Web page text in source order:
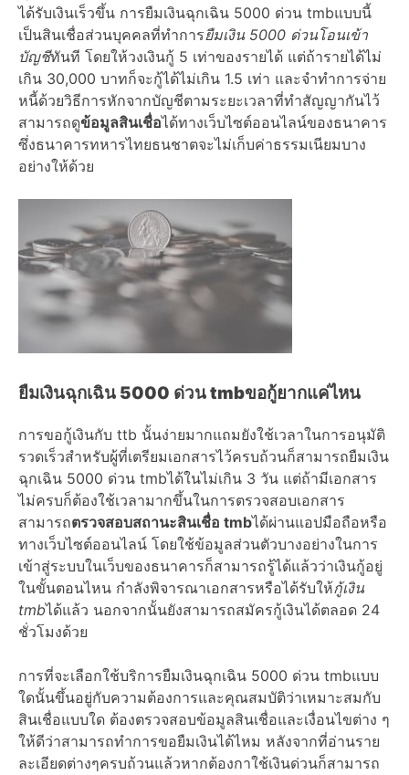
ได้รับเงินเร็วขึ้น การยืมเงินฉุกเฉิน 5000 ด่วน tmbแบบนี้
เป็นสินเชื่อส่วนบุคคลที่ทำการยืมเงิน 5000 ด่วนโอนเข้า
บัญชีทันที โดยให้วงเงินกู้ 5 เท่าของรายได้ แต่ถ้ารายได้ไม่
เกิน 30,000 บาทก็จะกู้ได้ไม่เกิน 1.5 เท่า และจำทำการจ่าย
หนี้ด้วยวิธีการหักจากบัญชีตามระยะเวลาที่ทำสัญญากันไว้
สามารถดูข้อมูลสินเชื่อได้ทางเว็บไซต์ออนไลน์ของธนาคาร
ซึ่งธนาคารทหารไทยธนชาตจะไม่เก็บค่าธรรมเนียมบาง
อย่างให้ด้วย
ยืมเงินฉุกเฉิน 5000 ด่วน tmbขอกู้ยากแค่ไหน
การขอกู้เงินกับ ttb นั้นง่ายมากแถมยังใช้เวลาในการอนุมัติ
รวดเร็วสำหรับผู้ที่เตรียมเอกสารไว้ครบถ้วนก็สามารถยืมเงิน
ฉุกเฉิน 5000 ด่วน tmbได้ในไม่เกิน 3 วัน แต่ถ้ามีเอกสาร
ไม่ครบก็ต้องใช้เวลามากขึ้นในการตรวจสอบเอกสาร
สามารถตรวจสอบสถานะสินเชื่อ tmbได้ผ่านแอปมือถือหรือ
ทางเว็บไซต์ออนไลน์ โดยใช้ข้อมูลส่วนตัวบางอย่างในการ
เข้าสู่ระบบในเว็บของธนาคารก็สามารถรู้ได้แล้วว่าเงินกู้อยู่
ในขั้นตอนไหน กำลังพิจารณาเอกสารหรือได้รับให้กู้เงิน
tmbได้แล้ว นอกจากนั้นยังสามารถสมัครกู้เงินได้ตลอด 24
ชั่วโมงด้วย
การที่จะเลือกใช้บริการยืมเงินฉุกเฉิน 5000 ด่วน tmbแบบ
ใดนั้นขึ้นอยู่กับความต้องการและคุณสมบัติว่าเหมาะสมกับ
สินเชื่อแบบใด ต้องตรวจสอบข้อมูลสินเชื่อและเงื่อนไขต่าง ๆ
ให้ดีว่าสามารถทำการขอยืมเงินได้ไหม หลังจากที่อ่านราย
ละเอียดต่างๆครบถ้วนแล้วหากต้องกาใช้เงินด่วนก็สามารถ